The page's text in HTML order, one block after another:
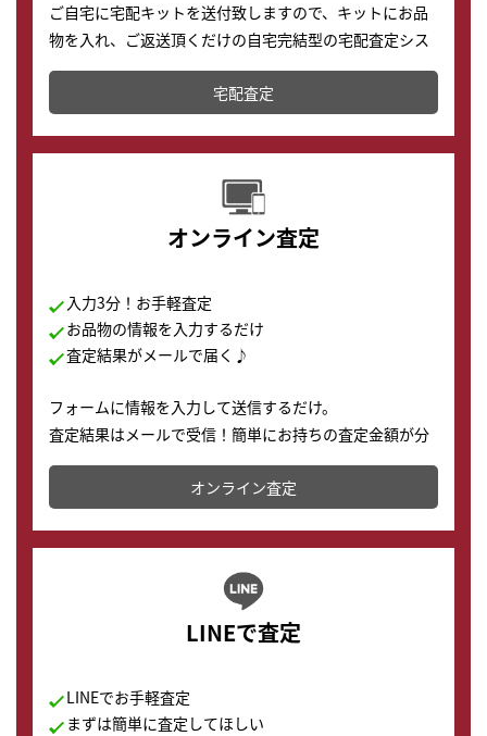
ご自宅に宅配キットを送付致しますので、キットにお品
物を入れ、ご返送頂くだけの自宅完結型の宅配査定シス
テムです。
配送でも簡単&安全に査定・買取に出すことが可能で
す。
宅配査定
オンライン査定
入力3分！お手軽査定
お品物の情報を入力するだけ
査定結果がメールで届く♪
フォームに情報を入力して送信するだけ。
査定結果はメールで受信！簡単にお持ちの査定金額が分
かります。
オンライン査定
LINEで査定
LINEでお手軽査定
まずは簡単に査定してほしい